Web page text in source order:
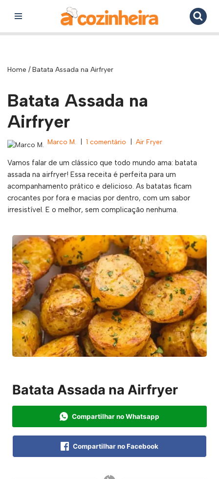
para
Home /Batata Assada na Airfryer
Batata Assada na
Airfryer
Marco M. 1 comentário Air Fryer
Vamos falar de um clássico que todo mundo ama: batata
assada na airfryer! Essa receita é perfeita para um
acompanhamento prático e delicioso. As batatas ficam
crocantes por fora e macias por dentro, com um sabor
irresistível. E o melhor, sem complicação nenhuma.
Batata Assada na Airfryer
Compartilhar no Whatsapp
Compartilhar no Facebook